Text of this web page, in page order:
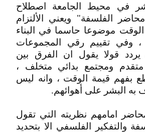
في محيط الجامعة اصطلاح
الفلسفة" ويعني الألتزام
الوقت موضوعا حاسما في البناء
، وفي تقييم رقي المجموعات
يردد قولا يقول ان الفرق بين
ومجتمع بدائي متخلف ،
بفهم قيمة الوقت ، وانه ليس
به البشر على أهوائهم.
امامهم نظريته التي تقول
والتفكير الفلسفي الا بتحديد